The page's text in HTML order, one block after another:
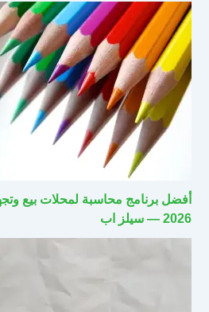
أفضل برنامج محاسبة لمحلات بيع
2026 — سيلز اب